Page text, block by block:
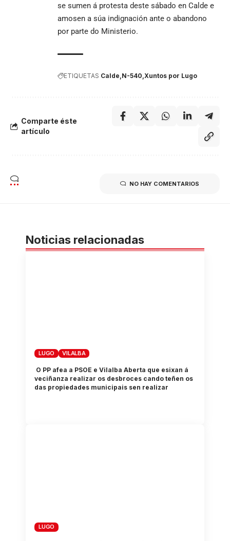
se sumen á protesta deste sábado en Calde e
amosen a súa indignación ante o abandono
por parte do Ministerio.
ETIQUETAS Calde N-540 Xuntos por Lugo
Comparte éste
artículo
NO HAY COMENTARIOS
Noticias relacionadas
LUGO VILALBA
O PP afea a PSOE e Vilalba Aberta que esixan á
veciñanza realizar os desbroces cando teñen os
das propiedades municipais sen realizar
LUGO